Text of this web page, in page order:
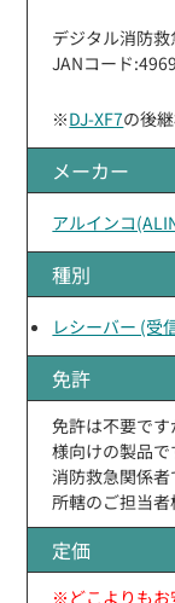
デジタル消防
JANコード
※DJ-XF7の後継
メーカー
アルインコ
種別
レシーバー (受
免許
免許は不要で
様向けの製品で
消防救急関係
所轄のご担当者
定価
※どこよりもお